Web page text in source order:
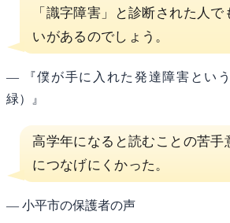
「識字障害」と診断された人
いがあるのでしょう。
— 『僕が手に入れた発達障害とい
緑）』
高学年になると読むことの苦手
につなげにくかった。
— 小平市の保護者の声